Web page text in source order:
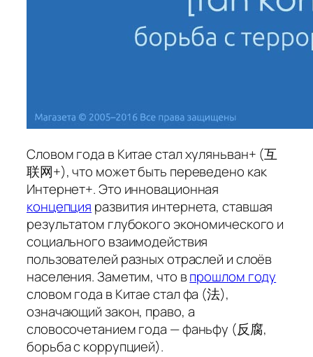
Словом года в Китае сталхуляньван+ (互
联网+), что может быть переведено как
Интернет+. Это инновационная
концепция развития интернета, ставшая
результатом глубокого экономического и
социального взаимодействия
пользователей разных отраслей и слоёв
населения. Заметим, что впрошлом году
словом года в Китае сталфа (法),
означающийзакон, право, а
словосочетанием года —фаньфу (反腐,
борьба с коррупцией).